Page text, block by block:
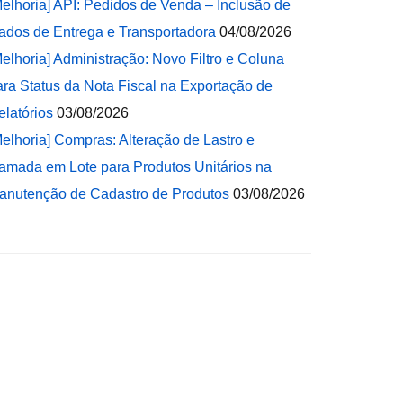
API: Pedidos de Venda – Inclusão de
de Entrega e Transportadora 04/08/2026
Administração: Novo Filtro e Coluna
Status da Nota Fiscal na Exportação de
03/08/2026
Compras: Alteração de Lastro e
em Lote para Produtos Unitários na
de Cadastro de Produtos 03/08/2026